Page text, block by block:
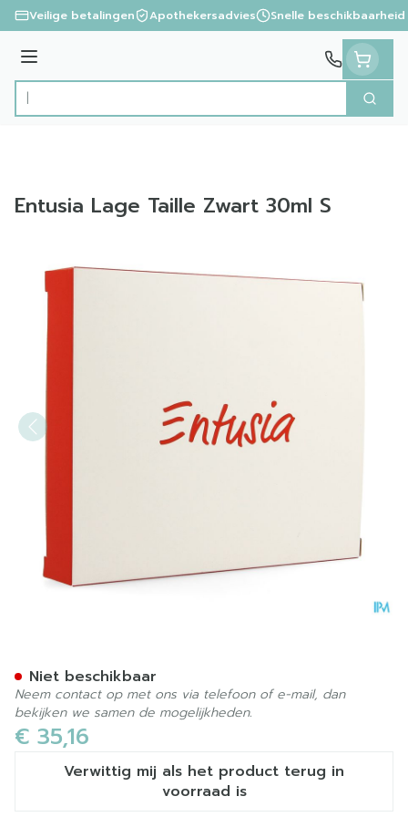
Ga naar de inhoud
Veilige betalingen Apothekersadvies Snelle beschikbaarheid
Menu
Product, merk, categorie...
Zoek
Entusia Lage Taille Zwart 30ml S
€ 35,16
Verwittig mij als het product terug in
voorraad is
Niet beschikbaar
Neem contact op met ons via telefoon of e-mail, dan
bekijken we samen de mogelijkheden.